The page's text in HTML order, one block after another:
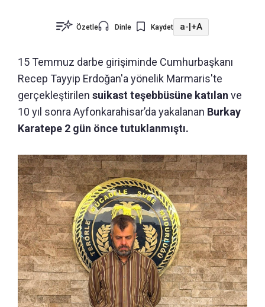
Özetle Dinle Kaydet a- +A
15 Temmuz darbe girişiminde Cumhurbaşkanı
Recep Tayyip Erdoğan'a yönelik Marmaris'te
gerçekleştirilen suikast teşebbüsüne katılan ve
10 yıl sonra Ayfonkarahisar’da yakalanan Burkay
Karatepe 2 gün önce tutuklanmıştı.